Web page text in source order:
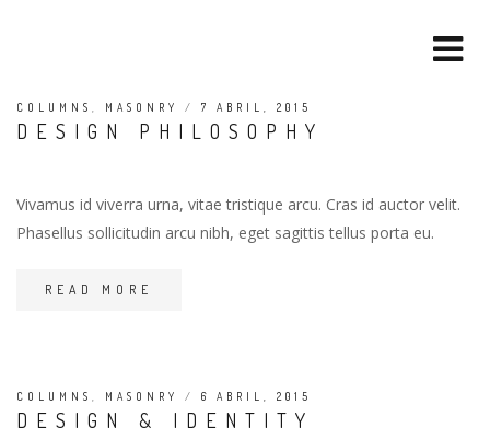
COLUMNS MASONRY / 7 ABRIL, 2015
DESIGN PHILOSOPHY
Vivamus id viverra urna, vitae tristique arcu. Cras id auctor velit.
Phasellus sollicitudin arcu nibh, eget sagittis tellus porta eu.
READ MORE
COLUMNS MASONRY / 6 ABRIL, 2015
DESIGN & IDENTITY